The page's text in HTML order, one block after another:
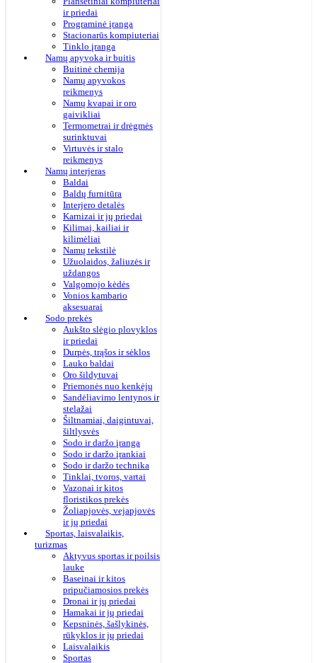
ir priedai
Programinė įranga
Stacionarūs kompiuteriai
Tinklo įranga
Namų apyvoka ir buitis
Buitinė chemija
Namų apyvokos
reikmenys
Namų kvapai ir oro
gaivikliai
Termometrai ir drėgmės
surinktuvai
Virtuvės ir stalo
reikmenys
Namų interjeras
Baldai
Baldų furnitūra
Interjero detalės
Karnizai ir jų priedai
Kilimai, kailiai ir
kilimėliai
Namų tekstilė
Užuolaidos, žaliuzės ir
uždangos
Valgomojo kėdės
Vonios kambario
aksesuarai
Sodo prekės
Aukšto slėgio plovyklos
ir priedai
Durpės, trąšos ir sėklos
Lauko baldai
Oro šildytuvai
Priemonės nuo kenkėjų
Sandėliavimo lentynos ir
stelažai
Šiltnamiai, daigintuvai,
šiltlysvės
Sodo ir daržo įranga
Sodo ir daržo įrankiai
Sodo ir daržo technika
Tinklai, tvoros, vartai
Vazonai ir kitos
floristikos prekės
Žoliapjovės, vejapjovės
ir jų priedai
Sportas, laisvalaikis,
turizmas
Aktyvus sportas ir poilsis
lauke
Baseinai ir kitos
pripučiamosios prekės
Dronai ir jų priedai
Hamakai ir jų priedai
Kepsninės, šašlykinės,
rūkyklos ir jų priedai
Laisvalaikis
Sportas